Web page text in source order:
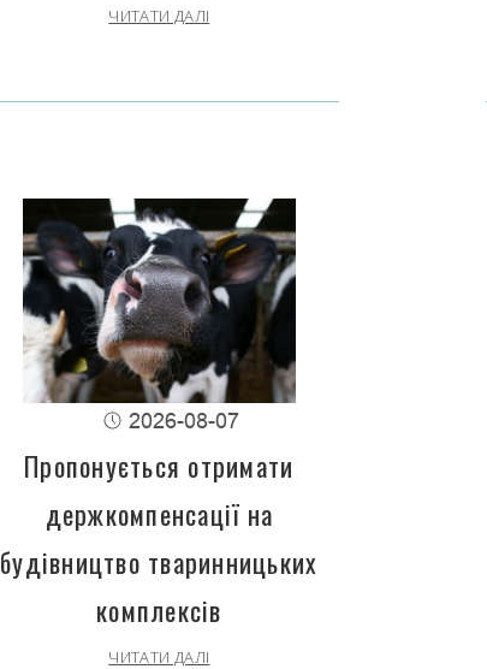
ЧИТАТИ ДАЛІ
2026-08-07
Пропонується отримати
держкомпенсації на
будівництво тваринницьких
комплексів
ЧИТАТИ ДАЛІ